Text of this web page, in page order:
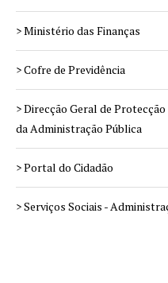
> Ministério das Finanças
> Cofre de Previdência
> Direcção Geral de
da Administração Pública
> Portal do Cidadão
> Serviços Sociais -